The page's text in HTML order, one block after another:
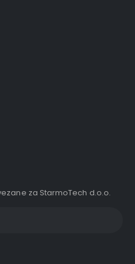
za StarmoTech d.o.o.